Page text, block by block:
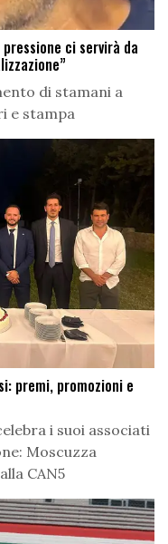
ci servirà da
di stamani a
e stampa
premi, promozioni e
i suoi associati
Moscuzza
CAN5